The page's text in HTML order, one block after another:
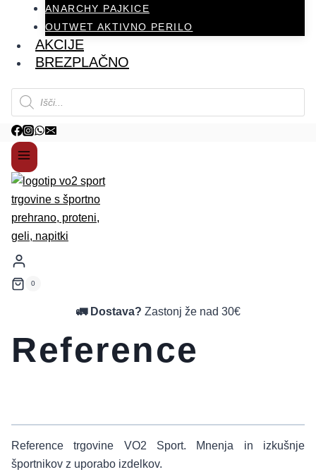
ANARCHY PAJKICE
OUTWET AKTIVNO PERILO
AKCIJE
BREZPLAČNO
0
🚛 Dostava? Zastonj že nad 30€
Reference
Reference trgovine VO2 Sport. Mnenja in izkušnje
športnikov z uporabo izdelkov.